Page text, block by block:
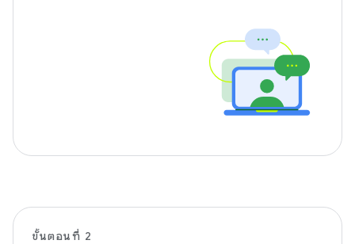
ขั้นตอนที่ 2